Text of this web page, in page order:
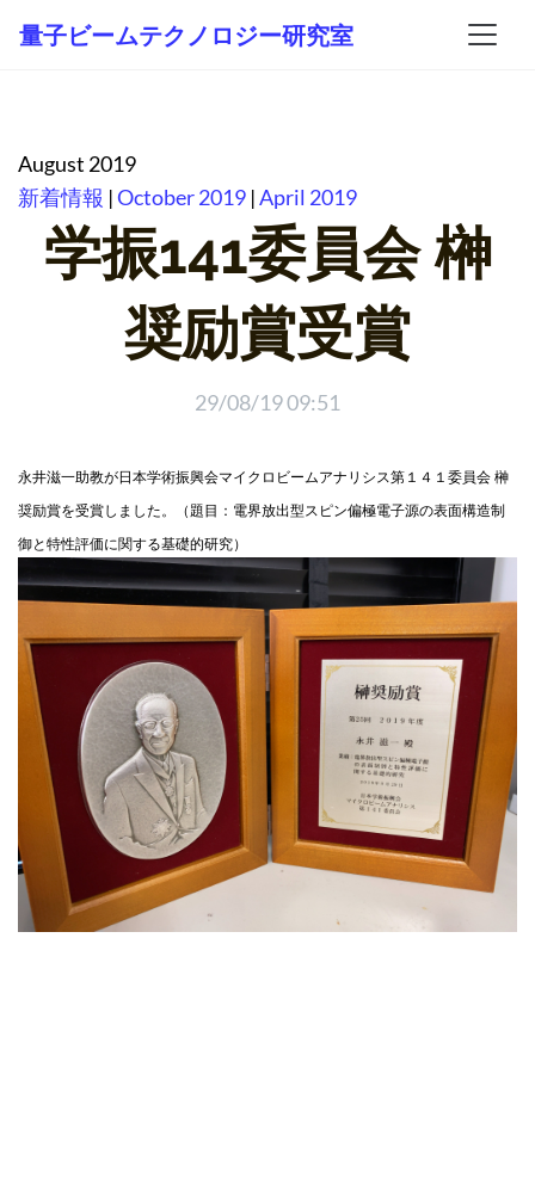
量子ビームテクノロジー研究室
August 2019
新着情報 |October 2019 |April 2019
学振141委員会 榊
奨励賞受賞
29/08/19 09:51
永井滋一助教が日本学術振興会マイクロビームアナリシス第１４１委員会 榊
奨励賞を受賞しました。（題目：電界放出型スピン偏極電子源の表面構造制
御と特性評価に関する基礎的研究）